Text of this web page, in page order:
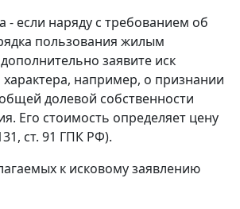
- если наряду с требованием об
пользования жилым
заявите иск
например, о признании
долевой собственности
Его стоимость определяет цену
ст. 91 ГПК РФ).
к исковому заявлению